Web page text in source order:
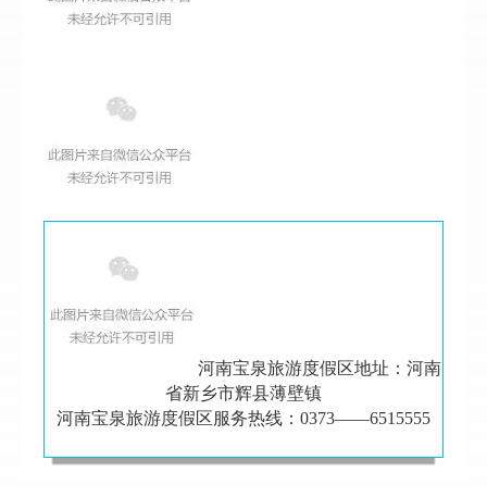
河南宝泉旅游度假区地址：河南
省新乡市辉县薄壁镇
河南宝泉旅游度假区服务热线：0373——6515555